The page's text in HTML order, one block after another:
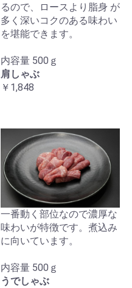
るので、ロースより脂身 が
多く深いコクのある味わい
を堪能できます。
内容量 500ｇ
肩しゃぶ
￥1,848
一番動く部位なので濃厚な
味わいが特徴です。煮込み
に向いています。
内容量 500ｇ
うでしゃぶ